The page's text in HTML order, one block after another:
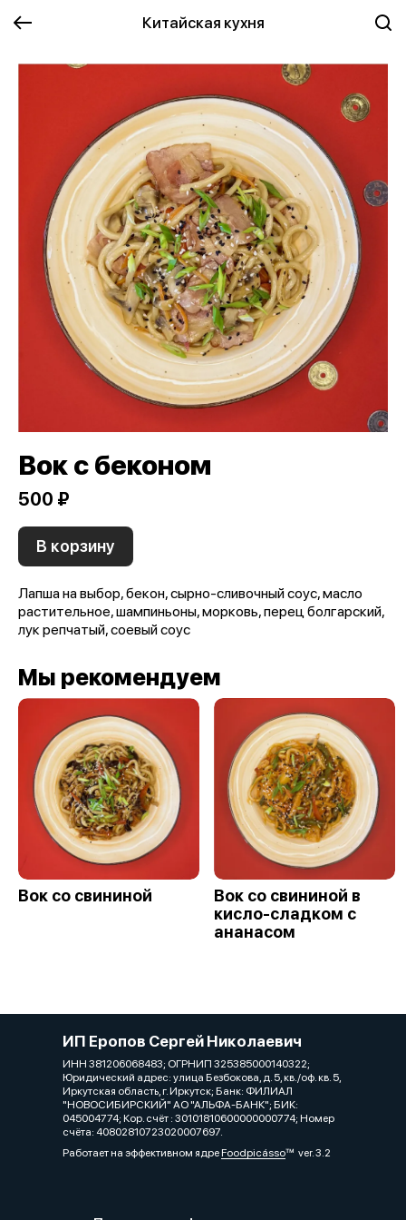
Китайская кухня
Вок с беконом
500 ₽
В корзину
Лапша на выбор, бекон, сырно-сливочный соус, масло
растительное, шампиньоны, морковь, перец болгарский,
лук репчатый, соевый соус
Мы рекомендуем
Вок со свининой
Вок со свининой в
кисло-сладком с
ананасом
ИП Еропов Сергей Николаевич
ИНН 381206068483; ОГРНИП 325385000140322;
Юридический адрес: улица Безбокова, д. 5, кв./оф. кв. 5,
Иркутская область, г. Иркутск; Банк: ФИЛИАЛ
"НОВОСИБИРСКИЙ" АО "АЛЬФА-БАНК"; БИК:
045004774; Кор. счёт : 30101810600000000774; Номер
счёта: 40802810723020007697.
Работает на эффективном ядреFoodpicássover. 3.2